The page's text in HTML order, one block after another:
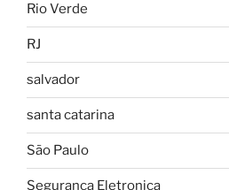
Rio Verde
RJ
salvador
santa catarina
São Paulo
Seguranca Eletronica